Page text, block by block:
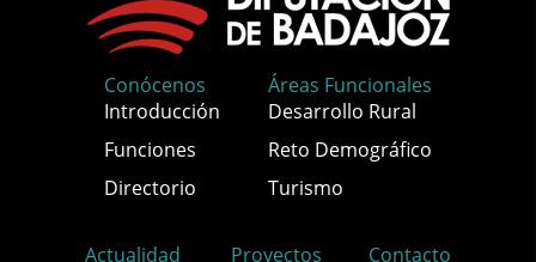
Conócenos
Introducción
Funciones
Directorio
Áreas Funcionales
Desarrollo Rural
Reto Demográfico
Turismo
Actualidad Proyectos Contacto